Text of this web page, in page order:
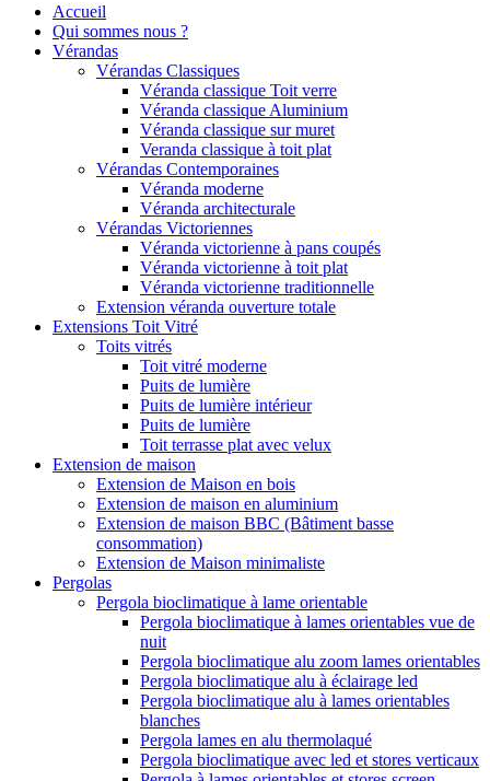
Accueil
Qui sommes nous ?
Vérandas
Vérandas Classiques
Véranda classique Toit verre
Véranda classique Aluminium
Véranda classique sur muret
Veranda classique à toit plat
Vérandas Contemporaines
Véranda moderne
Véranda architecturale
Vérandas Victoriennes
Véranda victorienne à pans coupés
Véranda victorienne à toit plat
Véranda victorienne traditionnelle
Extension véranda ouverture totale
Extensions Toit Vitré
Toits vitrés
Toit vitré moderne
Puits de lumière
Puits de lumière intérieur
Puits de lumière
Toit terrasse plat avec velux
Extension de maison
Extension de Maison en bois
Extension de maison en aluminium
Extension de maison BBC (Bâtiment basse
consommation)
Extension de Maison minimaliste
Pergolas
Pergola bioclimatique à lame orientable
Pergola bioclimatique à lames orientables vue de
nuit
Pergola bioclimatique alu zoom lames orientables
Pergola bioclimatique alu à éclairage led
Pergola bioclimatique alu à lames orientables
blanches
Pergola lames en alu thermolaqué
Pergola bioclimatique avec led et stores verticaux